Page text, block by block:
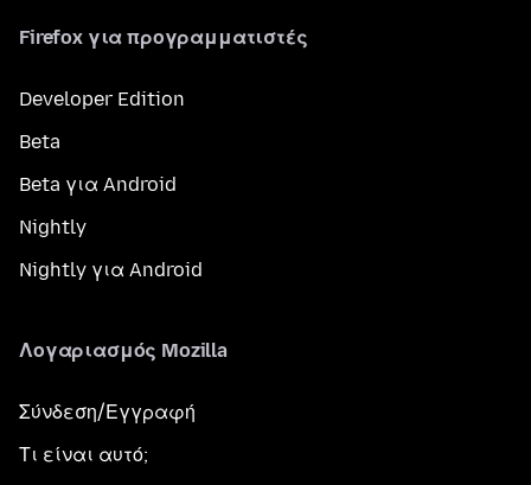
Firefox για προγραμματιστές
Developer Edition
Beta
Beta για Android
Nightly
Nightly για Android
Λογαριασμός Mozilla
Σύνδεση/Εγγραφή
Τι είναι αυτό;